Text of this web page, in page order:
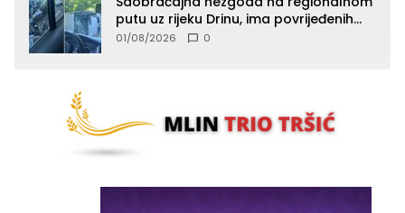
putu uz rijeku Drinu, ima povrijeđenih
lica (FOTO)
01/08/2026 0